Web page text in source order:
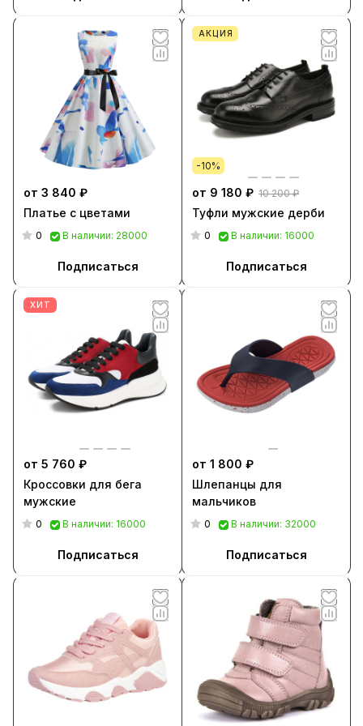
от 3 840 ₽
Платье с цветами
0 В наличии: 28000
Подписаться
АКЦИЯ
-10%
от 9 180 ₽ 10 200 ₽
Туфли мужские дерби
0 В наличии: 16000
Подписаться
ХИТ
от 5 760 ₽
Кроссовки для бега
мужские
0 В наличии: 16000
Подписаться
от 1 800 ₽
Шлепанцы для
мальчиков
0 В наличии: 32000
Подписаться